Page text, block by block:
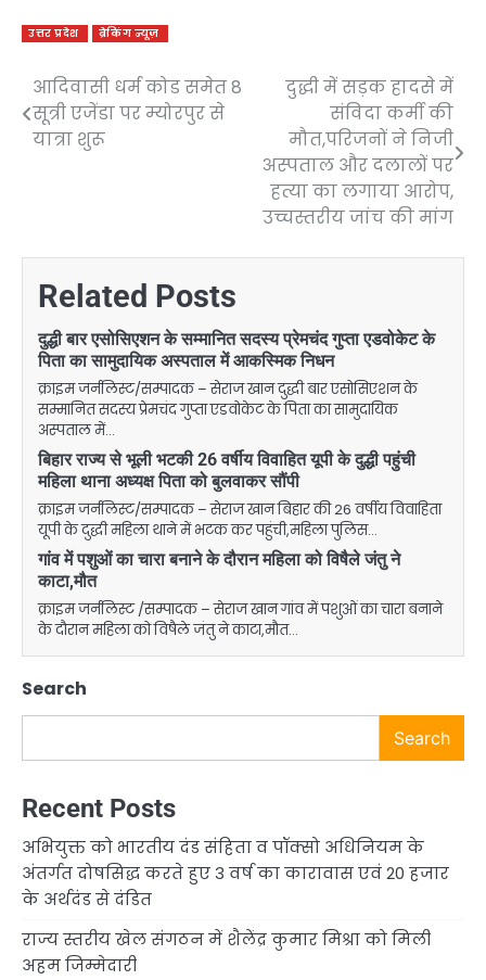
उत्तर प्रदेश ब्रेकिंग न्यूज़
Post
navigation
आदिवासी धर्म कोड समेत 8
सूत्री एजेंडा पर म्योरपुर से
यात्रा शुरू
दुद्धी में सड़क हादसे में
संविदा कर्मी की
मौत,परिजनों ने निजी
अस्पताल और दलालों पर
हत्या का लगाया आरोप,
उच्चस्तरीय जांच की मांग
Related Posts
दुद्धी बार एसोसिएशन के सम्मानित सदस्य प्रेमचंद गुप्ता एडवोकेट के
पिता का सामुदायिक अस्पताल में आकस्मिक निधन
क्राइम जर्नलिस्ट/सम्पादक – सेराज खान दुद्धी बार एसोसिएशन के
सम्मानित सदस्य प्रेमचंद गुप्ता एडवोकेट के पिता का सामुदायिक
अस्पताल में…
बिहार राज्य से भूली भटकी 26 वर्षीय विवाहित यूपी के दुद्धी पहुंची
महिला थाना अध्यक्ष पिता को बुलवाकर सौंपी
क्राइम जर्नलिस्ट/सम्पादक – सेराज खान बिहार की 26 वर्षीय विवाहिता
यूपी के दुद्धी महिला थाने में भटक कर पहुंची,महिला पुलिस…
गांव में पशुओं का चारा बनाने के दौरान महिला को विषैले जंतु ने
काटा,मौत
क्राइम जर्नलिस्ट /सम्पादक – सेराज खान गांव में पशुओं का चारा बनाने
के दौरान महिला को विषैले जंतु ने काटा,मौत…
Search
Search
Recent Posts
अभियुक्त को भारतीय दंड संहिता व पॉक्सो अधिनियम के
अंतर्गत दोषसिद्ध करते हुए 3 वर्ष का कारावास एवं 20 हजार
के अर्थदंड से दंडित
राज्य स्तरीय खेल संगठन में शैलेंद्र कुमार मिश्रा को मिली
अहम जिम्मेदारी